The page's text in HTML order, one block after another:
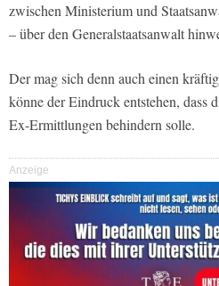
zwischen Ministerium und
– über den Generalstaatsanwalt
Der mag sich denn auch einen
könne der Eindruck entstehen, dass
Ex-Ermittlungen behindern solle.
Anzeige